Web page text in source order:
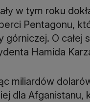
w tym roku
Pentagonu,
O całej
Hamida
miliardów
dla